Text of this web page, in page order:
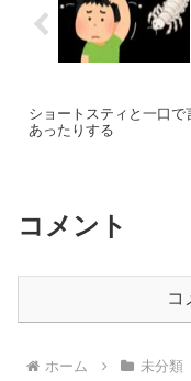
ショートスティと一口で
あったりする
コメント
コ
ホーム 未分類